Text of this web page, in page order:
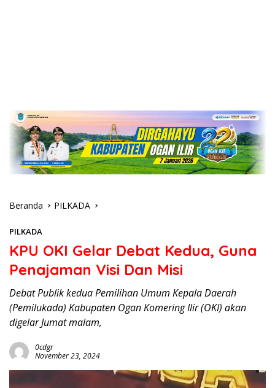
Beranda PILKADA
PILKADA
KPU OKI Gelar Debat Kedua, Guna
Penajaman Visi Dan Misi
Debat Publik kedua Pemilihan Umum Kepala Daerah
(Pemilukada) Kabupaten Ogan Komering Ilir (OKI) akan
digelar Jumat malam,
0cdgr
November 23, 2024